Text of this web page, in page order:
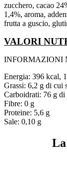
zucchero, cacao
1,4%, aroma,
frutta a guscio,
VALORI
INFORMAZIONI
Energia: 396 kcal,
Grassi: 6,2 g di cui
Carboidrati: 76 g
Fibre: 0 g
Proteine: 5,6 g
Sale: 0,10 g